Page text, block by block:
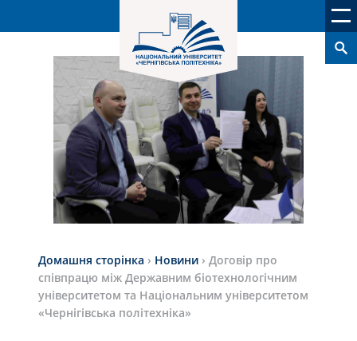
Домашня сторінка › Новини › Договір про
співпрацю між Державним біотехнологічним
університетом та Національним університетом
«Чернігівська політехніка»